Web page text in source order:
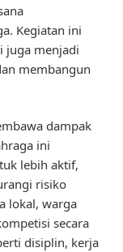
Kegiatan ini
juga menjadi
membangun
dampak
ini
lebih aktif,
risiko
lokal, warga
secara
disiplin, kerja